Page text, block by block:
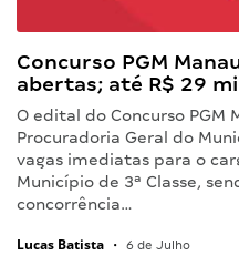
Concurso PGM
abertas; até R$ 29
O edital do Concurso PGM
Procuradoria Geral do
vagas imediatas para o
Município de 3ª Classe,
concorrência…
Lucas Batista • 6 de Julho